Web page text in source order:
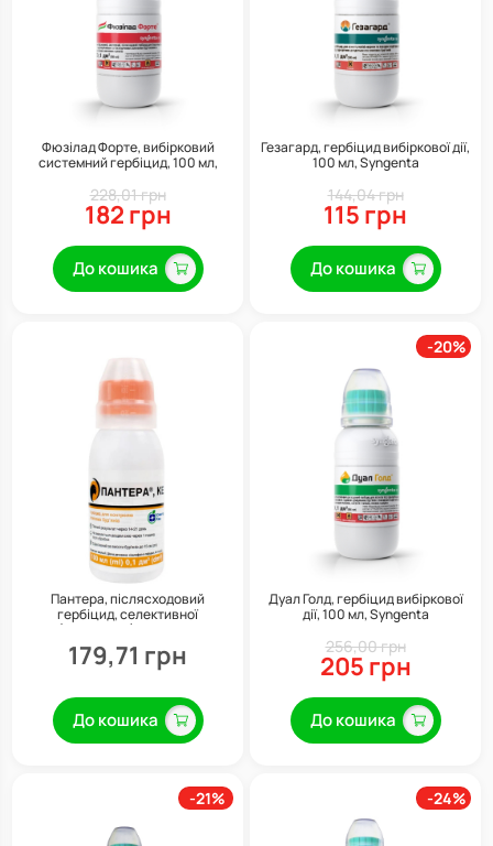
Фюзілад Форте, вибірковий
системний гербіцид, 100 мл,
182 грн
228,01 грн
До кошика
Гезагард, гербіцид вибіркової дії,
100 мл, Syngenta
115 грн
144,04 грн
До кошика
Пантера, післясходовий
гербіцид, селективної
(вибіркової) дії, 100 мл
179,71 грн
До кошика
-20%
Дуал Голд, гербіцид вибіркової
дії, 100 мл, Syngenta
205 грн
256,00 грн
До кошика
-21% -24%